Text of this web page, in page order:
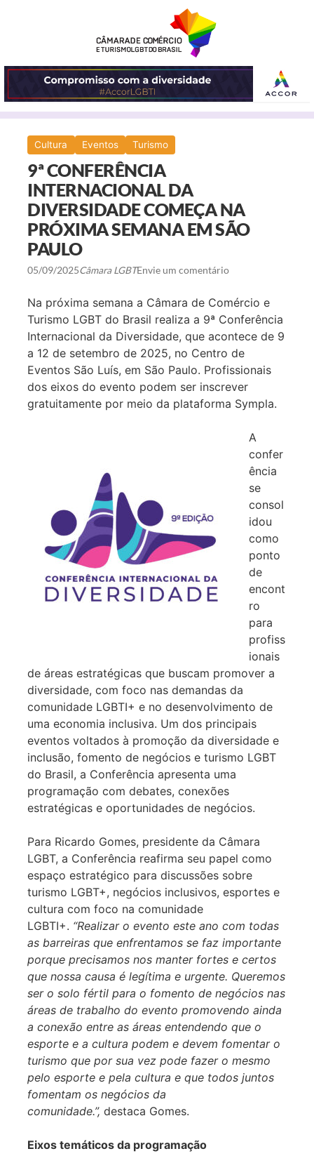
ABRIR
O
MENU
Cultura Eventos Turismo
9ª CONFERÊNCIA
INTERNACIONAL DA
DIVERSIDADE COMEÇA NA
PRÓXIMA SEMANA EM SÃO
PAULO
05/09/2025Câmara LGBTEnvie um comentário
Na próxima semana a Câmara de Comércio e
Turismo LGBT do Brasil realiza a 9ª Conferência
Internacional da Diversidade, que acontece de 9
a 12 de setembro de 2025, no Centro de
Eventos São Luís, em São Paulo. Profissionais
dos eixos do evento podem ser inscrever
gratuitamente por meio da plataforma Sympla.
A
confer
ência
se
consol
idou
como
ponto
de
encont
ro
para
profiss
ionais
de áreas estratégicas que buscam promover a
diversidade, com foco nas demandas da
comunidade LGBTI+ e no desenvolvimento de
uma economia inclusiva. Um dos principais
eventos voltados à promoção da diversidade e
inclusão, fomento de negócios e turismo LGBT
do Brasil, a Conferência apresenta uma
programação com debates, conexões
estratégicas e oportunidades de negócios.
Para Ricardo Gomes, presidente da Câmara
LGBT, a Conferência reafirma seu papel como
espaço estratégico para discussões sobre
turismo LGBT+, negócios inclusivos, esportes e
cultura com foco na comunidade
LGBTI+. “Realizar o evento este ano com todas
as barreiras que enfrentamos se faz importante
porque precisamos nos manter fortes e certos
que nossa causa é legítima e urgente. Queremos
ser o solo fértil para o fomento de negócios nas
áreas de trabalho do evento promovendo ainda
a conexão entre as áreas entendendo que o
esporte e a cultura podem e devem fomentar o
turismo que por sua vez pode fazer o mesmo
pelo esporte e pela cultura e que todos juntos
fomentam os negócios da
comunidade.”,destaca Gomes.
Eixos temáticos da programação